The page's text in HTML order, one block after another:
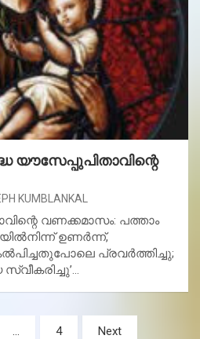
യൗസേപ്പുപിതാവിന്റെ
KUMBLANKAL
വണക്കമാസം: പത്താം
ഉണര്‍ന്ന്,
പ്രവര്‍ത്തിച്ചു;
… 4 Next